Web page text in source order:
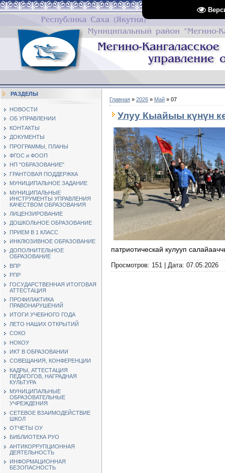
РАЗДЕЛЫ
НОВОСТИ
ОБ УПРАВЛЕНИИ
КОНТАКТЫ
ДОКУМЕНТЫ
ПРОГРАММЫ, ПЛАНЫ
ФГОС и ФООП
НП "ОБРАЗОВАНИЕ"
ГРАНТОВАЯ ПОДДЕРЖКА
МУНИЦИПАЛЬНОЕ ЗАДАНИЕ
МУНИЦИПАЛЬНЫЕ
ИНСТРУМЕНТЫ УПРАВЛЕНИЯ
КАЧЕСТВОМ ОБРАЗОВАНИЯ
ЛИЦЕНЗИРОВАНИЕ
ДОШКОЛЬНОЕ ОБРАЗОВАНИЕ
ПРИЕМ В 1 КЛАСС
ИНКЛЮЗИВНОЕ ОБРАЗОВАНИЕ
ДОПОЛНИТЕЛЬНОЕ
ОБРАЗОВАНИЕ
ВПР
РПР
ГОСУДАРСТВЕННАЯ ИТОГОВАЯ
АТТЕСТАЦИЯ
ПРОФИЛАКТИКА
ПРАВОНАРУШЕНИЙ
ИТОГИ УЧЕБНОГО ГОДА
ЛЕТО НАШИХ ОТКРЫТИЙ
СОКО
НОКОУ
ИКТ В ОБРАЗОВАНИИ
СОВЕЩАНИЯ, КОНФЕРЕНЦИИ
КАДРЫ, АТТЕСТАЦИЯ
ПЕДАГОГОВ, НАГРАДНАЯ
КУЛЬТУРА
МУНИЦИПАЛЬНЫЕ
ОБРАЗОВАТЕЛЬНЫЕ
УЧРЕЖДЕНИЯ
СЕТЕВОЕ ВЗАИМОДЕЙСТВИЕ
ШКОЛ
ОТЧЕТЫ ОУ
БИБЛИОТЕКА РУО
АНТИКОРРУПЦИОННАЯ
ДЕЯТЕЛЬНОСТЬ
ИНФОРМАЦИОННАЯ
БЕЗОПАСНОСТЬ
Главная » 2026 » Май » 07
Улуу Кыайыы күнүн
патриотическай кулууп
Просмотров: 151 | Дата: 07.05.2026